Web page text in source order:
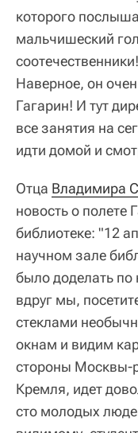
которого
мальчишеский
Наверное, он
Гагарин! И тут
все занятия на
идти домой и
Отца Владимира
новость о полете
библиотеке: "12
научном зале
было доделать по
вдруг мы,
стеклами
окнам и видим
стороны Москвы-
Кремля, идет
сто молодых